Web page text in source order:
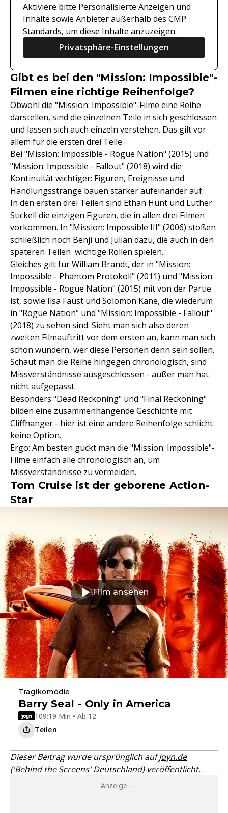
Aktiviere bitte Personalisierte Anzeigen und
Inhalte sowie Anbieter außerhalb des CMP
Standards, um diese Inhalte anzuzeigen.
Privatsphäre-Einstellungen
Gibt es bei den "Mission: Impossible"-
Filmen eine richtige Reihenfolge?
Obwohl die "Mission: Impossible"-Filme eine Reihe
darstellen, sind die einzelnen Teile in sich geschlossen
und lassen sich auch einzeln verstehen. Das gilt vor
allem für die ersten drei Teile.
Bei "Mission: Impossible - Rogue Nation" (2015) und
"Mission: Impossible - Fallout" (2018) wird die
Kontinuität wichtiger: Figuren, Ereignisse und
Handlungsstränge bauen stärker aufeinander auf.
In den ersten drei Teilen sind Ethan Hunt und Luther
Stickell die einzigen Figuren, die in allen drei Filmen
vorkommen. In "Mission: Impossible III" (2006) stoßen
schließlich noch Benji und Julian dazu, die auch in den
späteren Teilen wichtige Rollen spielen.
Gleiches gilt für William Brandt, der in "Mission:
Impossible - Phantom Protokoll" (2011) und "Mission:
Impossible - Rogue Nation" (2015) mit von der Partie
ist, sowie Ilsa Faust und Solomon Kane, die wiederum
in "Rogue Nation" und "Mission: Impossible - Fallout"
(2018) zu sehen sind. Sieht man sich also deren
zweiten Filmauftritt vor dem ersten an, kann man sich
schon wundern, wer diese Personen denn sein sollen.
Schaut man die Reihe hingegen chronologisch, sind
Missverständnisse ausgeschlossen - außer man hat
nicht aufgepasst.
Besonders "Dead Reckoning" und "Final Reckoning"
bilden eine zusammenhängende Geschichte mit
Cliffhanger - hier ist eine andere Reihenfolge schlicht
keine Option.
Ergo: Am besten guckt man die "Mission: Impossible"-
Filme einfach alle chronologisch an, um
Missverständnisse zu vermeiden.
Tom Cruise ist der geborene Action-
Star
Film ansehen
Tragikomödie
Barry Seal - Only in America
109:19 Min • Ab 12
Teilen
Dieser Beitrag wurde ursprünglich aufJoyn.de
('Behind the Screens' Deutschland)veröffentlicht.
- Anzeige -